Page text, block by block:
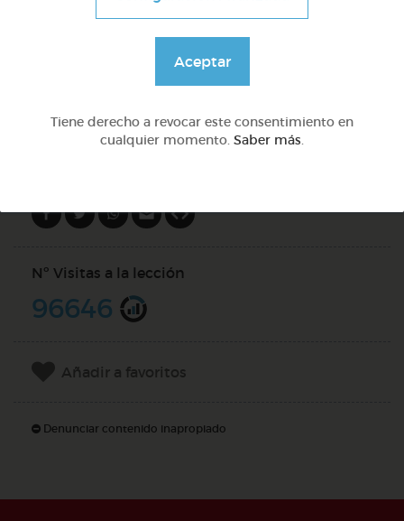
DOCS (2)
Nº Visitas a la lección
96646
Añadir a favoritos
Denunciar contenido inapropiado
Aceptar
Tiene derecho a revocar este consentimiento en
cualquier momento. Saber más.